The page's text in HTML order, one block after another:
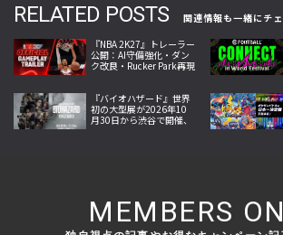
RELATED POSTS
関連情報も一緒にチェ
『NBA 2K27』トレーラー
公開：AI守備強化・ダン
ク改良・Rucker Park再現
『バイオハザード』世界
初の大型展が2026年10
月30日から渋谷で開催、
MEMBERS